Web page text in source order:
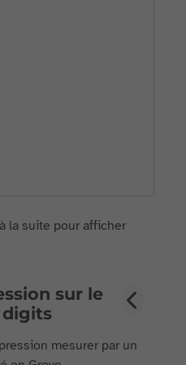
la suite pour afficher
sur le
mesurer par un